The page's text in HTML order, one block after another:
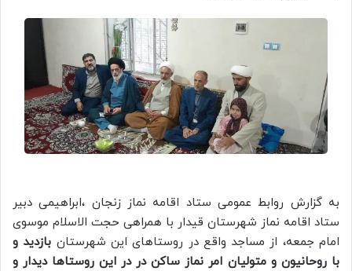
به گزارش روابط عمومی ستاد اقامه نماز زنجان ،ابراهیمی دبیر
ستاد اقامه نماز شهرستان قیدار با همراهی حجت الاسلام موسوی
امام جمعه، از مساجد واقع در روستاهای این شهرستان بازدید و
با روحانیون و متولیان امر نماز ساکن در در این روستاها دیدار و